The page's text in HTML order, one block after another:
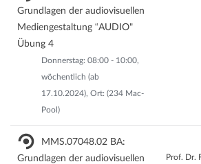
Grundlagen der audiovisuellen
Mediengestaltung “AUDIO"
Übung 4
Donnerstag: 08:00 - 10:00,
wöchentlich (ab
17.10.2024), Ort: (234 Mac-
Pool)
MMS.07048.02 BA:
Grundlagen der audiovisuellen
Prof. Dr.